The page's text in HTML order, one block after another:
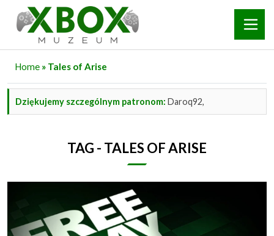
Home » Tales of Arise
Dziękujemy szczególnym patronom: Daroq92,
TAG - TALES OF ARISE